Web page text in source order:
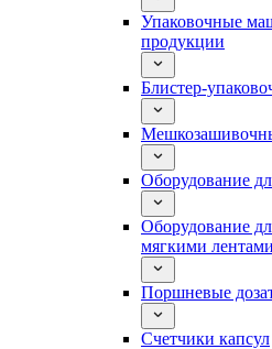
Упаковочные
продукции
Блистер-
Оборудование
Оборудование
мягкими лентами
Поршневые
Счетчики капсул